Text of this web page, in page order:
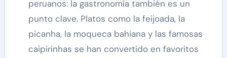
peruanos: la gastronomía también es un
punto clave. Platos como la feijoada, la
picanha, la moqueca bahiana y las famosas
caipirinhas se han convertido en favoritos